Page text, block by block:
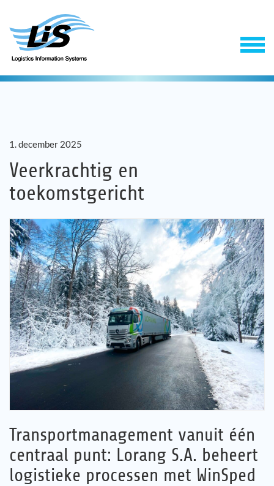
Software
Support & Service
Onderneming
Jouw carrière
Referenties
Nieuws
1. december 2025
Veerkrachtig en
toekomstgericht
Transportmanagement vanuit één
centraal punt: Lorang S.A. beheert
logistieke processen met WinSped